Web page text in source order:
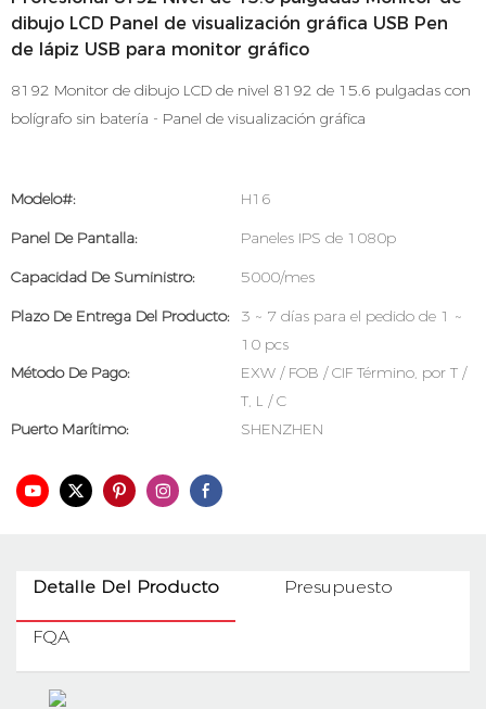
dibujo LCD Panel de visualización gráfica USB Pen
de lápiz USB para monitor gráfico
8192 Monitor de dibujo LCD de nivel 8192 de 15.6 pulgadas con
bolígrafo sin batería - Panel de visualización gráfica
Modelo#:
H16
Panel De Pantalla:
Paneles IPS de 1080p
Capacidad De Suministro:
5000/mes
Plazo De Entrega Del Producto:
3 ~ 7 días para el pedido de 1 ~
10 pcs
Método De Pago:
EXW / FOB / CIF Término, por T /
T, L / C
Puerto Marítimo:
SHENZHEN
Detalle Del Producto Presupuesto
FQA